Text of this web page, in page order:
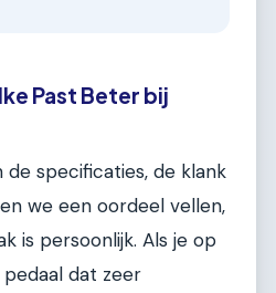
Past Beter bij
de specificaties, de klank
we een oordeel vellen,
is persoonlijk. Als je op
dat zeer